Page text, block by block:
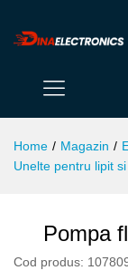
Home / Magazin /
Unelte pentru lipit
Pompa
Cod produs: